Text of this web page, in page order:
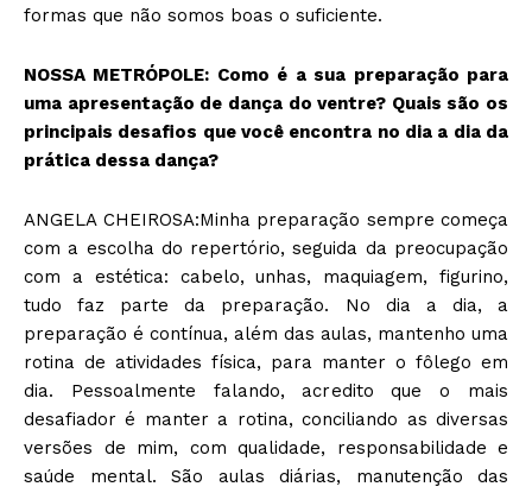
formas que não somos boas o suficiente.
NOSSA METRÓPOLE: Como é a sua preparação para
uma apresentação de dança do ventre? Quais são os
principais desafios que você encontra no dia a dia da
prática dessa dança?
ANGELA CHEIROSA:Minha preparação sempre começa
com a escolha do repertório, seguida da preocupação
com a estética: cabelo, unhas, maquiagem, figurino,
tudo faz parte da preparação. No dia a dia, a
preparação é contínua, além das aulas, mantenho uma
rotina de atividades física, para manter o fôlego em
dia. Pessoalmente falando, acredito que o mais
desafiador é manter a rotina, conciliando as diversas
versões de mim, com qualidade, responsabilidade e
saúde mental. São aulas diárias, manutenção das